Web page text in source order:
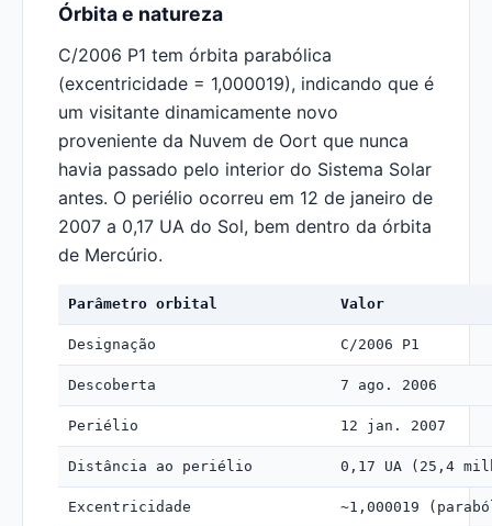
Órbita e natureza
C/2006 P1 tem órbita parabólica
(excentricidade = 1,000019), indicando que é
um visitante dinamicamente novo
proveniente da Nuvem de Oort que nunca
havia passado pelo interior do Sistema Solar
antes. O periélio ocorreu em 12 de janeiro de
2007 a 0,17 UA do Sol, bem dentro da órbita
de Mercúrio.
Parâmetro orbital Valor
Designação C/2006 P1
Descoberta 7 ago. 2006
Periélio 12 jan. 2007
Distância ao periélio 0,17 UA (25,4
Excentricidade ~1,000019